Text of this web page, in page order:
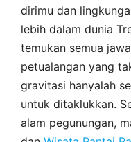
dirimu dan
lebih dalam dunia
temukan semua
petualangan yang
gravitasi hanyalah
untuk ditaklukkan.
alam pegunungan,